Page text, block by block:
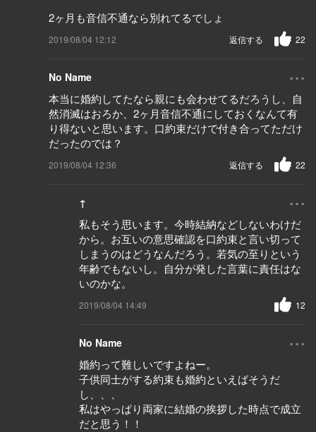
2ヶ月も音信不通なら別れてるでしょ
2019/08/04 12:12 22
返信する
No Name ...
本当に婚約してたなら親にも会わせてるだろうし、自
然消滅はおろか、2ヶ月音信不通にしておくなんて有
り得ないと思います。口約束だけで付き合ってただけ
だったのでは？
2019/08/04 12:36 22
返信する
↑ ...
私もそう思います。今時結納などしないわけだ
から。お互いの意思確認を口約束と言い切って
しまうのはどうなんだろう。若気の至りという
年齢でもないし。自分が発した言葉に責任はな
いのかな。
2019/08/04 14:49 12
No Name ...
婚約って難しいですよねー。
子供同士がする約束も婚約といえばそうだ
し、、、
私はやっぱり両家に結婚の挨拶した時点で成立
だと思う！！